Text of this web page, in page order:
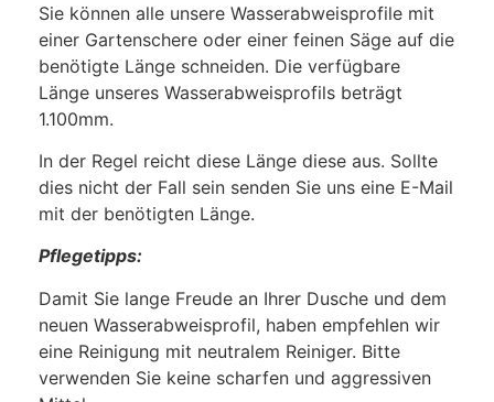
Sie können alle unsere Wasserabweisprofile mit
einer Gartenschere oder einer feinen Säge auf die
benötigte Länge schneiden. Die verfügbare
Länge unseres Wasserabweisprofils beträgt
1.100mm.
In der Regel reicht diese Länge diese aus. Sollte
dies nicht der Fall sein senden Sie uns eine E-Mail
mit der benötigten Länge.
Pflegetipps:
Damit Sie lange Freude an Ihrer Dusche und dem
neuen Wasserabweisprofil, haben empfehlen wir
eine Reinigung mit neutralem Reiniger. Bitte
verwenden Sie keine scharfen und aggressiven